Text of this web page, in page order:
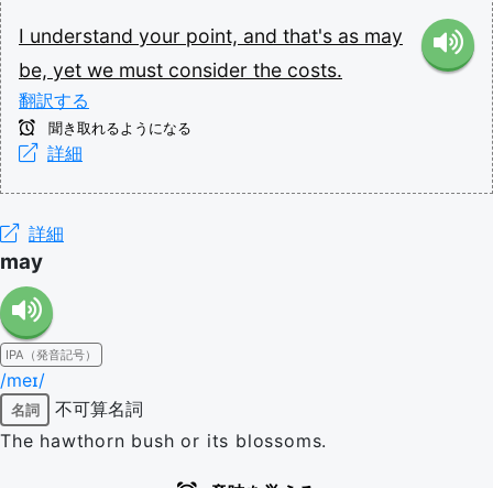
I understand your point, and that's as may
be, yet we must consider the costs.
翻訳する
聞き取れるようになる
詳細
詳細
may
IPA（発音記号）
/meɪ/
名詞
不可算名詞
The hawthorn bush or its blossoms.